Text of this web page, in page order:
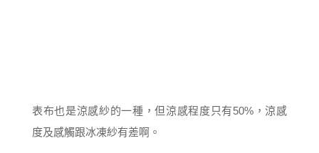
表布也是涼感紗的一種，但涼感程度只有50%，涼感
度及感觸跟冰凍紗有差啊。